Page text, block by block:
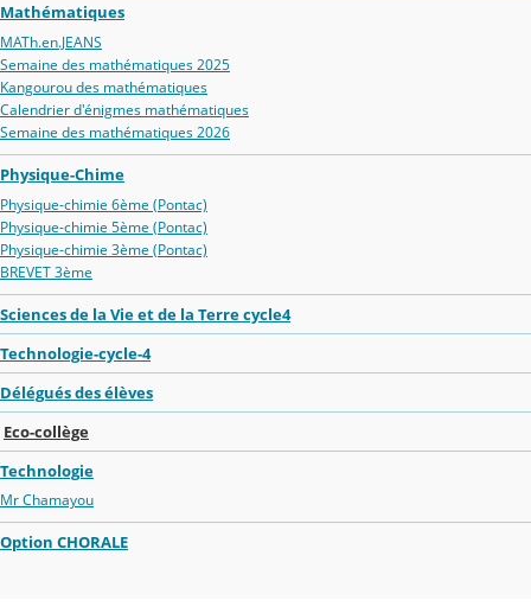
Mathématiques
MATh.en.JEANS
Semaine des mathématiques 2025
Kangourou des mathématiques
Calendrier d'énigmes mathématiques
Semaine des mathématiques 2026
Physique-Chime
Physique-chimie 6ème (Pontac)
Physique-chimie 5ème (Pontac)
Physique-chimie 3ème (Pontac)
BREVET 3ème
Sciences de la Vie et de la Terre cycle4
Technologie-cycle-4
Délégués des élèves
Eco-collège
Technologie
Mr Chamayou
Option CHORALE